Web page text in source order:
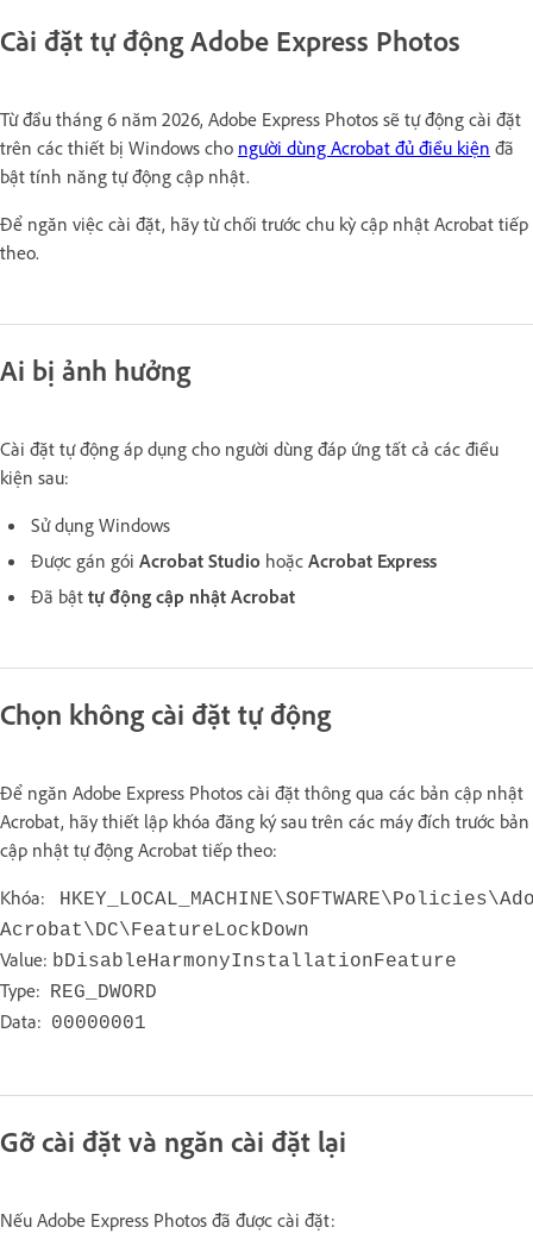
Cài đặt tự động Adobe Express Photos
Từ đầu tháng 6 năm 2026, Adobe Express Photos sẽ tự động cài đặt
trên các thiết bị Windows cho người dùng Acrobat đủ điều kiện đã
bật tính năng tự động cập nhật.
Để ngăn việc cài đặt, hãy từ chối trước chu kỳ cập nhật Acrobat tiếp
theo.
Ai bị ảnh hưởng
Cài đặt tự động áp dụng cho người dùng đáp ứng tất cả các điều
kiện sau:
Sử dụng Windows
Được gán gói Acrobat Studio hoặc Acrobat Express
Đã bật tự động cập nhật Acrobat
Chọn không cài đặt tự động
Để ngăn Adobe Express Photos cài đặt thông qua các bản cập nhật
Acrobat, hãy thiết lập khóa đăng ký sau trên các máy đích trước bản
cập nhật tự động Acrobat tiếp theo:
Khóa:
Acrobat\DC\FeatureLockDown
Value: bDisableHarmonyInstallationFeature
Type: REG_DWORD
Data: 00000001
Gỡ cài đặt và ngăn cài đặt lại
Nếu Adobe Express Photos đã được cài đặt: